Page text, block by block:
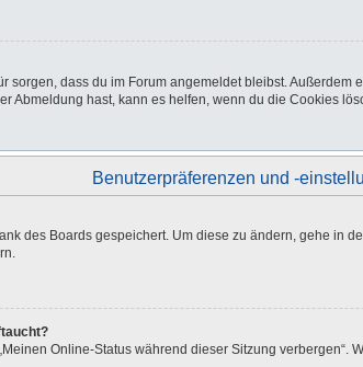
sorgen, dass du im Forum angemeldet bleibst.
Abmeldung hast, kann es helfen, wenn du die Cookies
Benutzerpräferenzen und -
des Boards gespeichert. Um diese zu ändern, gehe in
Online-Status während dieser Sitzung